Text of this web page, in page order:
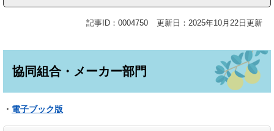
記事ID：0004750 更新日：2025年10月22日更新
協同組合・メーカー部門
・ 電子ブック版